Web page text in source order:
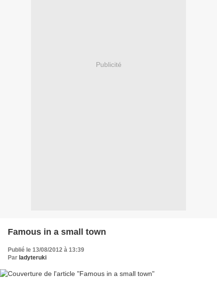
Publicité
Famous in a small town
Publié le 13/08/2012 à 13:39
Par ladyteruki